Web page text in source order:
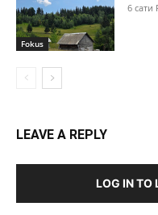
Fokus
6 сати
LEAVE A REPLY
LOG IN TO